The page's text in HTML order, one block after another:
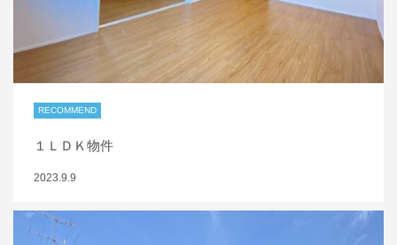
RECOMMEND
１ＬＤＫ物件
2023.9.9